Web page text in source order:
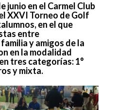
junio en el Carmel Club
XXVI Torneo de Golf
en el que
entre
y amigos de la
en la modalidad
tres categorías: 1°
y mixta.